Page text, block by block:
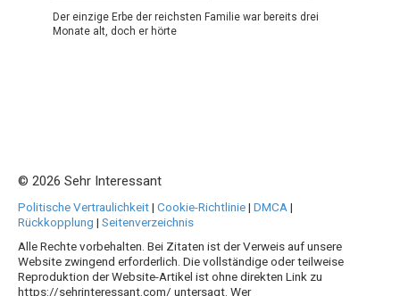
Der einzige Erbe der reichsten Familie war bereits drei
Monate alt, doch er hörte
© 2026 Sehr Interessant
Politische Vertraulichkeit| Cookie-Richtlinie| DMCA|
Rückkopplung | Seitenverzeichnis
Alle Rechte vorbehalten. Bei Zitaten ist der Verweis auf unsere
Website zwingend erforderlich. Die vollständige oder teilweise
Reproduktion der Website-Artikel ist ohne direkten Link zu
https://sehrinteressant.com/ untersagt. Wer